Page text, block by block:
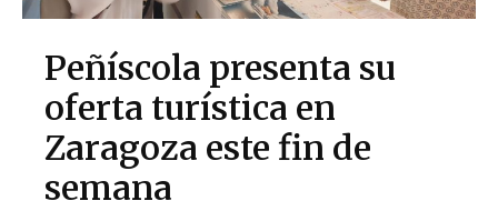
Peñíscola presenta su
oferta turística en
Zaragoza este fin de
semana